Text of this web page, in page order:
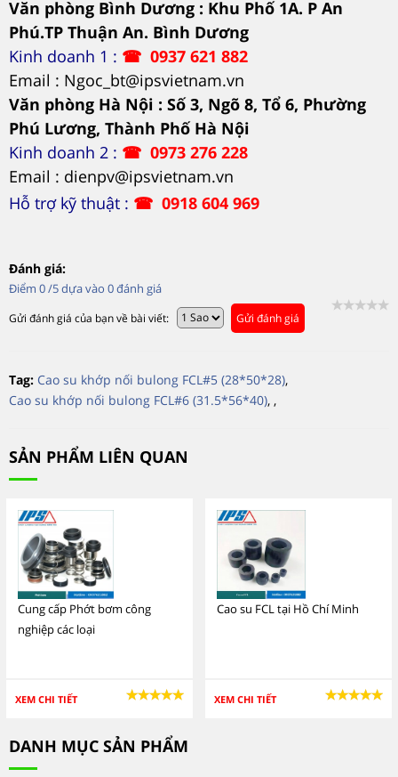
Văn phòng Bình Dương : Khu Phố 1A. P An
Phú.TP Thuận An. Bình Dương
Kinh doanh 1 : ☎ 0937 621 882
Email : Ngoc_bt@ipsvietnam.vn
Văn phòng Hà Nội : Số 3, Ngõ 8, Tổ 6, Phường
Phú Lương, Thành Phố Hà Nội
Kinh doanh 2 : ☎ 0973 276 228
Email : dienpv@ipsvietnam.vn
Hỗ trợ kỹ thuật : ☎ 0918 604 969
Đánh giá:
Điểm 0/5 dựa vào 0đánh giá
Gửi đánh giá của bạn về bài viết: Gửi đánh giá
Tag: Cao su khớp nối bulong FCL#5 (28*50*28),
Cao su khớp nối bulong FCL#6 (31.5*56*40), ,
SẢN PHẨM LIÊN QUAN
Cung cấp Phớt bơm công
nghiệp các loại
XEM CHI TIẾT
Cao su FCL tại Hồ Chí Minh
XEM CHI TIẾT
DANH MỤC SẢN PHẨM